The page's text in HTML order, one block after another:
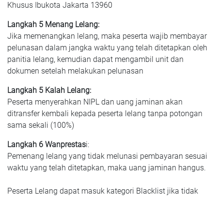
Khusus Ibukota Jakarta 13960
Langkah 5 Menang Lelang:
Jika memenangkan lelang, maka peserta wajib membayar
pelunasan dalam jangka waktu yang telah ditetapkan oleh
panitia lelang, kemudian dapat mengambil unit dan
dokumen setelah melakukan pelunasan
Langkah 5 Kalah Lelang:
Peserta menyerahkan NIPL dan uang jaminan akan
ditransfer kembali kepada peserta lelang tanpa potongan
sama sekali (100%)
Langkah 6 Wanprestasi:
Pemenang lelang yang tidak melunasi pembayaran sesuai
waktu yang telah ditetapkan, maka uang jaminan hangus.
Peserta Lelang dapat masuk kategori Blacklist jika tidak